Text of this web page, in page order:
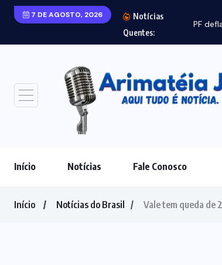
7 DE AGOSTO, 2026
Notícias
Quentes:
PF
Início Notícias Fale Conosco
Início Notícias do Brasil Vale tem queda de